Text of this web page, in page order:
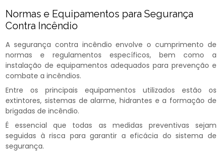
Normas e Equipamentos para Segurança
Contra Incêndio
A segurança contra incêndio envolve o cumprimento de
normas e regulamentos específicos, bem como a
instalação de equipamentos adequados para prevenção e
combate a incêndios.
Entre os principais equipamentos utilizados estão os
extintores, sistemas de alarme, hidrantes e a formação de
brigadas de incêndio.
É essencial que todas as medidas preventivas sejam
seguidas à risca para garantir a eficácia do sistema de
segurança.